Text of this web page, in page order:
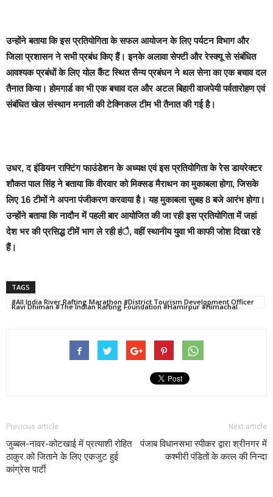
उन्होंने बताया कि इस प्रतियोगिता के सफल आयोजन के लिए पर्यटन विभाग और
जिला प्रशासन ने सभी प्रबंध किए हैं। इनके अलावा सेफ्टी और रेस्क्यू से संबंधित
आवश्यक प्रबंधों के लिए योल कैंट स्थित सैन्य प्रबंधन ने थल सेना का एक बचाव दल
तैनात किया। होमगार्ड का भी एक बचाव दल और अटल बिहारी वाजपेयी पर्वतारोहण एवं
संबंधित खेल संस्थान मनाली की टेक्निकल टीम भी तैनात की गई है।
उधर, द इंडियन राफ्टिंग फाउंडेशन के अध्यक्ष एवं इस प्रतियोगिता के रेस डायरेक्टर
शौकत पाल सिंह ने बताया कि वीरवार को मिक्सड मैराथन का मुकाबला होगा, जिसके
लिए 16 टीमों ने अपना पंजीकरण करवाया है। यह मुकाबला सुबह 8 बजे आरंभ होगा।
उन्होंने बताया कि नादौन में पहली बार आयोजित की जा रही इस प्रतियोगिता में जहां
देश भर की प्रसिद्ध टीमें भाग ले रही हंै, वहीं स्थानीय युवा भी काफी जोश दिखा रहे
हैं।
TAGS
#All India River Rafting Marathon #District Tourism Development Officer
Ravi Dhiman #The Indian Rafting Foundation #Hamirpur #Himachal
Previous article
जुब्बल-नावर-कोटखाई में प्रत्याशी रोहित
ठाकुर को जिताने के लिए एकजुट हुई
कांग्रेस पार्टी
Next article
पंजाब विधानसभा स्पीकर द्वारा श्रीनगर में
कश्मीरी पंडितों के कत्ल की निन्दा